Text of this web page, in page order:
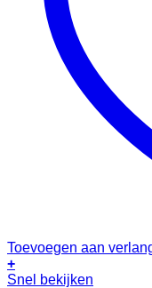
Toevoegen aan
+
Snel bekijken